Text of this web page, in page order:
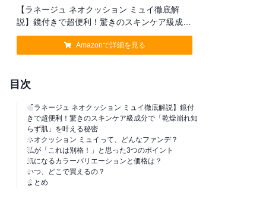
【ラネージュ ネオクッション ミュイ徹底解
説】鏡付きで超便利！驚きのスキンケア級成分
で「乾燥崩れ知らず肌」を叶える秘密
Amazonで詳細を見る
目次
【ラネージュ ネオクッション ミュイ徹底解説】鏡付
きで超便利！驚きのスキンケア級成分で「乾燥崩れ知
らず肌」を叶える秘密
ネオクッション ミュイって、どんなファンデ？
私が「これは別格！」と思った3つのポイント
気になるカラーバリエーションと価格は？
いつ、どこで買えるの？
まとめ